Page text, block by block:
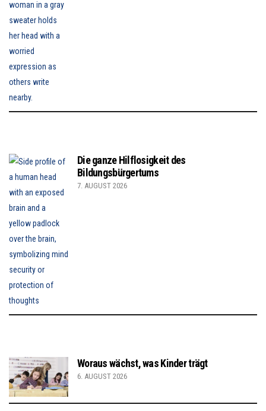
Die ganze Hilflosigkeit des
Bildungsbürgertums
7. AUGUST 2026
Woraus wächst, was Kinder trägt
6. AUGUST 2026